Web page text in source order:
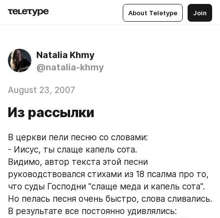
About Teletype Join
Natalia Khmy
@natalia-khmy
August 23, 2007
Из рассылки
В церкви пели песню со словами:
- Иисус, ты слаще капель сота.
Видимо, автор текста этой песни
руководствовался стихами из 18 псалма про то,
что суды Господни "слаще меда и капель сота".
Но пелась песня очень быстро, слова сливались.
В результате все постоянно удивлялись: